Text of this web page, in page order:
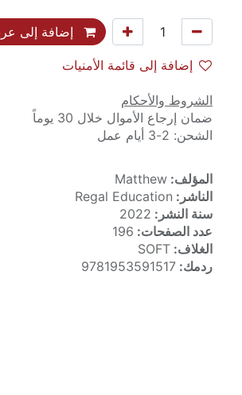
إضافة إلى
إضافة إلى قائمة الأمنيات
الشروط والأحكام
ضمان إرجاع الأموال خلال 30 يوماً
الشحن: 2-3 أيام عمل
المؤلف: Matthew
الناشر: Regal Education
سنة النشر: 2022
عدد الصفحات: 196
الغلاف: SOFT
ردمك: 9781953591517